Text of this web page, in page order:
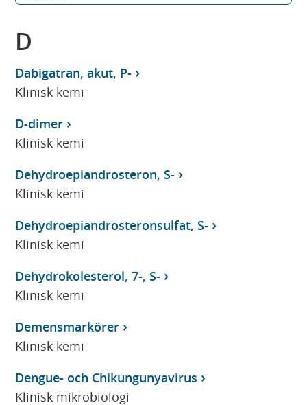
D
Dabigatran, akut, P-
Klinisk kemi
D-dimer
Klinisk kemi
Dehydroepiandrosteron, S-
Klinisk kemi
Dehydroepiandrosteronsulfat, S-
Klinisk kemi
Dehydrokolesterol, 7-, S-
Klinisk kemi
Demensmarkörer
Klinisk kemi
Dengue- och Chikungunyavirus
Klinisk mikrobiologi